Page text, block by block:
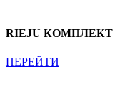
RIEJU КОМПЛЕКТ
ПЕРЕЙТИ